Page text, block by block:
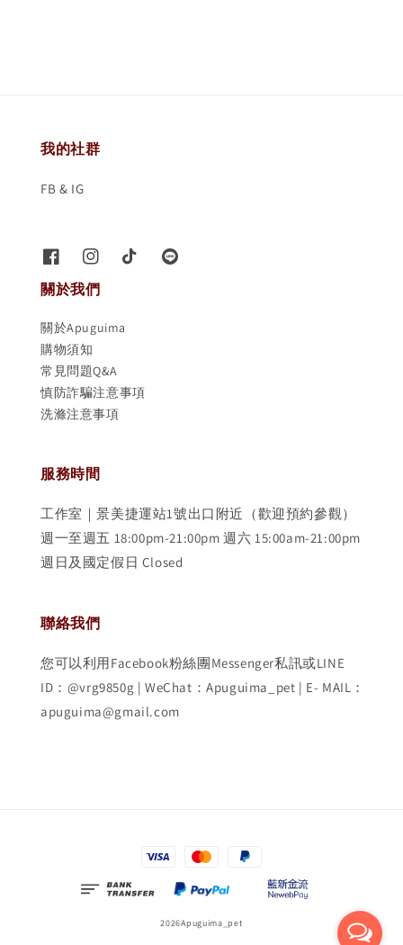
我的社群
FB & IG
關於我們
關於Apuguima
購物須知
常見問題Q&A
慎防詐騙注意事項
洗滌注意事項
服務時間
工作室｜景美捷運站1號出口附近（歡迎預約參觀）
週一至週五 18:00pm-21:00pm 週六 15:00am-21:00pm
週日及國定假日 Closed
聯絡我們
您可以利用Facebook粉絲團Messenger私訊或LINE
ID：@vrg9850g | WeChat：Apuguima_pet | E- MAIL：
apuguima@gmail.com
2026Apuguima_pet